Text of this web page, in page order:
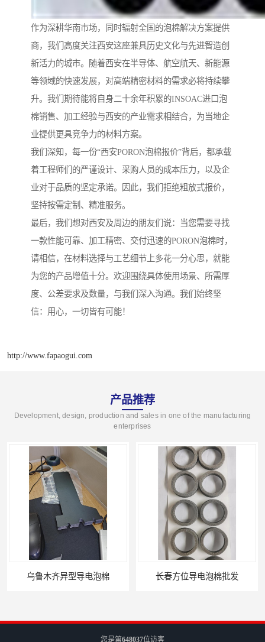
作为深耕华南市场，同时辐射全国的泡棉解决方案提供
商，我们高度关注西安这座兼具历史文化与先进智造创
新活力的城市。随着西安在半导体、航空航天、新能源
等领域的快速发展，对高端精密材料的需求必将持续攀
升。我们期待能将自身二十余年积累的INSOAC进口泡
棉销售、加工经验与西安的产业需求相结合，为当地企
业提供更具竞争力的材料方案。
我们深知，每一份“西安PORON泡棉报价”背后，都承载
着工程师们的严谨设计、采购人员的成本压力，以及企
业对于品质的坚定承诺。因此，我们拒绝粗放式报价，
坚持按需定制、精准服务。
最后，我们想对西安及周边的朋友们说：当您需要寻找
一款性能可靠、加工精密、交付迅速的PORON泡棉时，
请相信，在材料选择与工艺细节上多花一分心思，就能
为您的产品增值十分。欢迎围绕具体使用场景、所需厚
度、公差要求及数量，与我们深入沟通。我们始终坚
信：用心，一切皆有可能！
http://www.fapaogui.com
产品推荐
Development, design, production and sales in one of the manufacturing
enterprises
乌鲁木齐异型导电泡棉 长春方位导电泡棉批发
您是第648037位访客